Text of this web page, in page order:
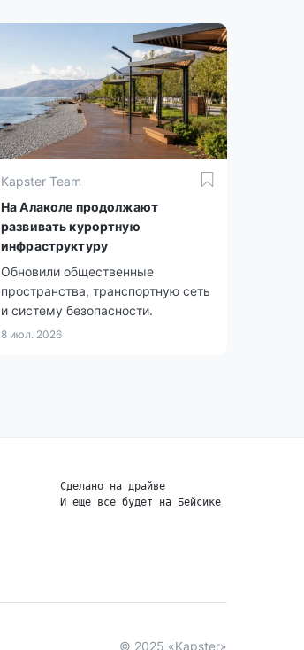
Kapster Team
На Алаколе продолжают
развивать курортную
инфраструктуру
Обновили общественные
пространства, транспортную сеть
и систему безопасности.
8 июл. 2026
Сделано на драйве
И еще все будет на Бейсике
© 2025 «Kapster»